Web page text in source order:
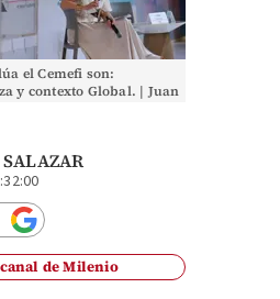
el Cemefi son:
y contexto Global. | Juan
de Milenio